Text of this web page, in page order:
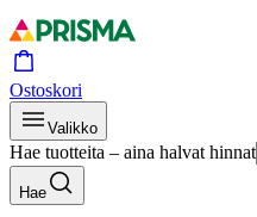
Ostoskori
Valikko
Hae tuotteita – aina halvat hinnat
Hae